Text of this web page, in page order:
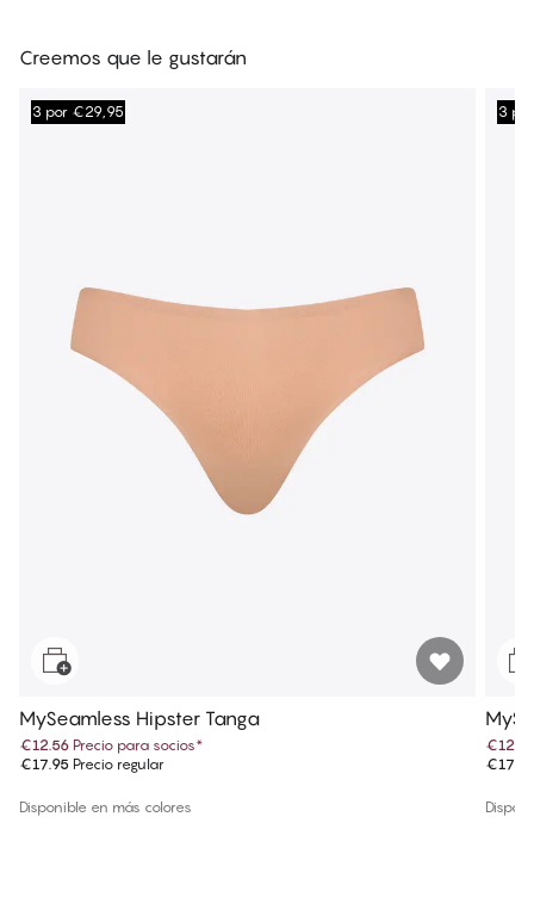
Creemos que le gustarán
3 por €29,95
MySeamless Hipster Tanga
€12.56 Precio para socios*
€17.95 Precio regular
Disponible en más colores
3
€12.56
€17.95